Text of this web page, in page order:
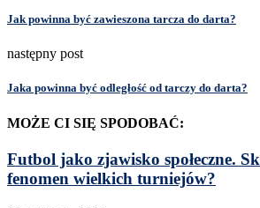
Jak powinna być zawieszona tarcza do darta?
następny post
Jaka powinna być odległość od tarczy do darta?
MOŻE CI SIĘ SPODOBAĆ:
Futbol jako zjawisko społeczne.
fenomen wielkich turniejów?